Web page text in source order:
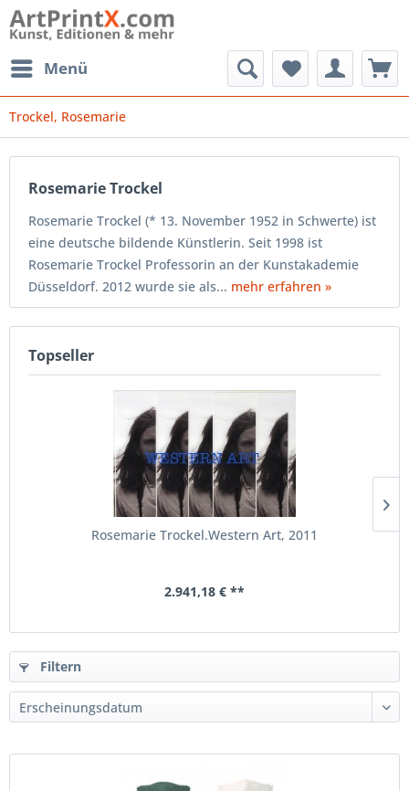
Menü
Trockel, Rosemarie
Rosemarie Trockel
Rosemarie Trockel (* 13. November 1952 in Schwerte) ist
eine deutsche bildende Künstlerin. Seit 1998 ist
Rosemarie Trockel Professorin an der Kunstakademie
Düsseldorf. 2012 wurde sie als... mehr erfahren »
Topseller
Rosemarie Trockel.Western Art, 2011
2.941,18 € **
Filtern